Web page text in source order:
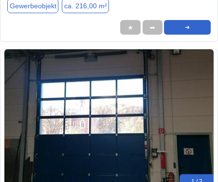
Gewerbeobjekt ca. 216,00 m²
★ ➦ ➜